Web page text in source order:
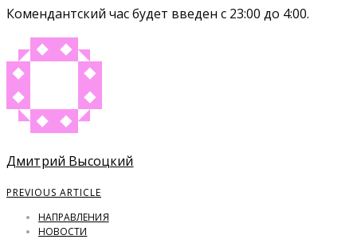
Комендантский час будет введен с 23:00 до 4:00.
Дмитрий Высоцкий
PREVIOUS ARTICLE
НАПРАВЛЕНИЯ
НОВОСТИ